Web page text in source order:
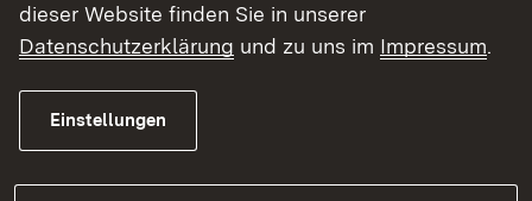
dieser Website finden Sie in unserer
Datenschutzerklärung und zu uns im Impressum.
Einstellungen